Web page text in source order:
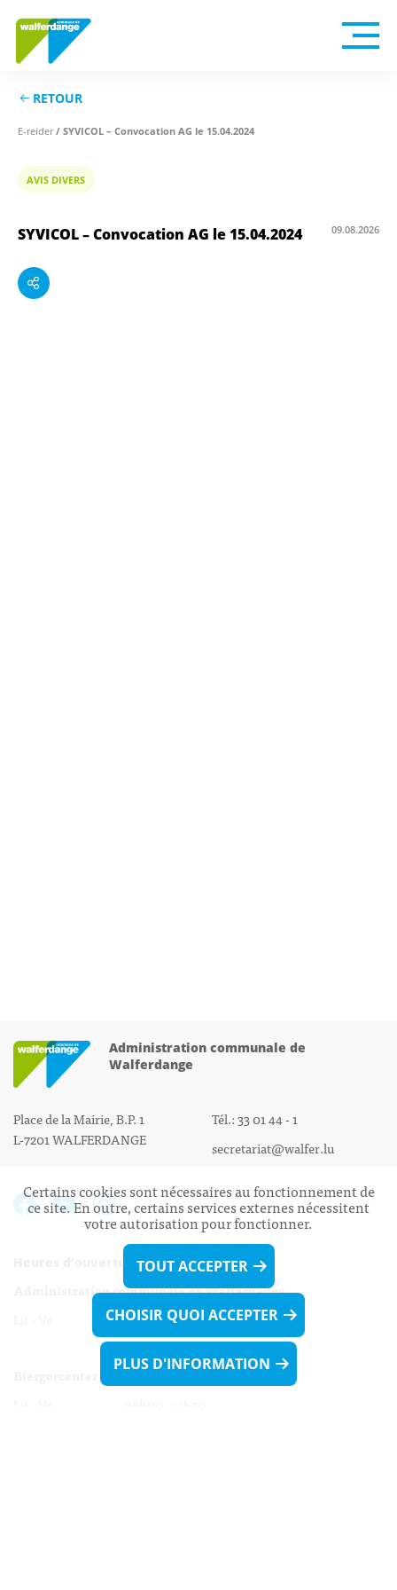
RETOUR
E-reider/ SYVICOL – Convocation AG le 15.04.2024
AVIS DIVERS
SYVICOL – Convocation AG le 15.04.2024 09.08.2026
Administration communale de
Walferdange
Place de la Mairie, B.P. 1
L-7201 WALFERDANGE
Tél.: 33 01 44 - 1
secretariat@walfer.lu
Heures d’ouverture:
Administration communale de Walferdange
Lu - Ve 08h00 - 11h30
13h30 - 16h00
Certains cookies sont nécessaires au fonctionnement de
ce site. En outre, certains services externes nécessitent
votre autorisation pour fonctionner.
TOUT ACCEPTER
CHOISIR QUOI ACCEPTER
PLUS D'INFORMATION